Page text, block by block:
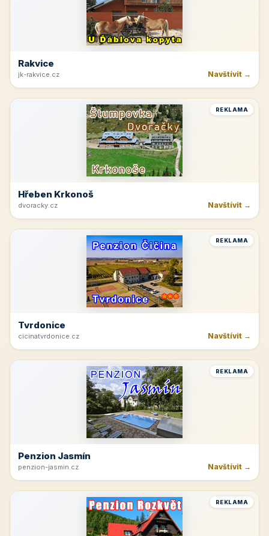
Rakvice
jk-rakvice.cz Navštívit →
REKLAMA
Hřeben Krkonoš
dvoracky.cz Navštívit →
REKLAMA
Tvrdonice
cicinatvrdonice.cz Navštívit →
REKLAMA
Penzion Jasmín
penzion-jasmin.cz Navštívit →
REKLAMA